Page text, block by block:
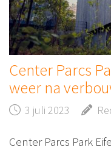
Center Parcs
weer na
3 juli 2023
Center Parcs Park